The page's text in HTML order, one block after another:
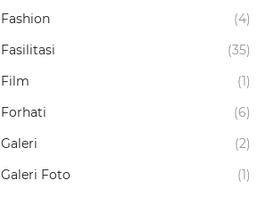
Fashion
(4)
Fasilitasi
(35)
Film
(1)
Forhati
(6)
Galeri
(2)
Galeri Foto
(1)